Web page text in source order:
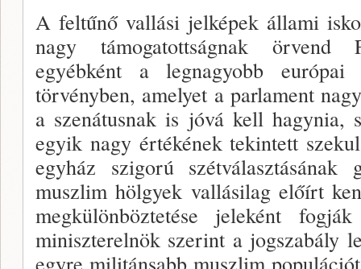
A feltűnő vallási jelképek állami
nagy támogatottságnak örvend
egyébként a legna­gyobb
törvényben, amelyet a parlament
a szenátusnak is jóvá kell hagynia,
egyik nagy értékének tekintett
egyház szigorú
muszlim hölgyek vallásilag előírt
meg­különböztetése jeleként
miniszterelnök szerint a jogszabály
egyre militánsabb muszlim